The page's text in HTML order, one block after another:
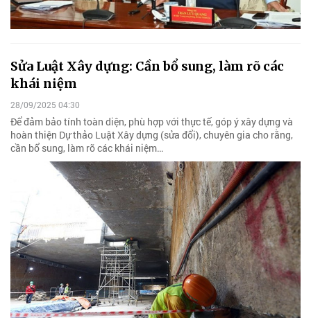
Sửa Luật Xây dựng: Cần bổ sung, làm rõ các
khái niệm
28/09/2025 04:30
Để đảm bảo tính toàn diện, phù hợp với thực tế, góp ý xây dựng và
hoàn thiện Dự thảo Luật Xây dựng (sửa đổi), chuyên gia cho rằng,
cần bổ sung, làm rõ các khái niệm…